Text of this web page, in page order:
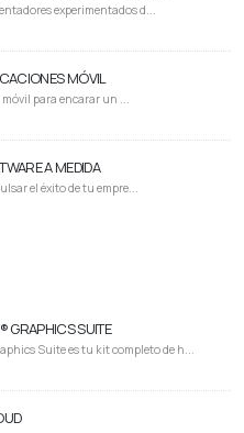
experimentados d...
MÓVIL
para encarar un ...
A MEDIDA
el éxito de tu empre...
GRAPHICS SUITE
Suite es tu kit completo de h...